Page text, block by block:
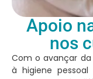
Apoio
nos
Com o avançar
à higiene